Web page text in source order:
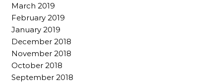
March 2019
February 2019
January 2019
December 2018
November 2018
October 2018
September 2018